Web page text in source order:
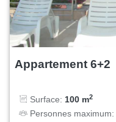
Appartement 6+2
Surface: 100 m2
Personnes maximum: